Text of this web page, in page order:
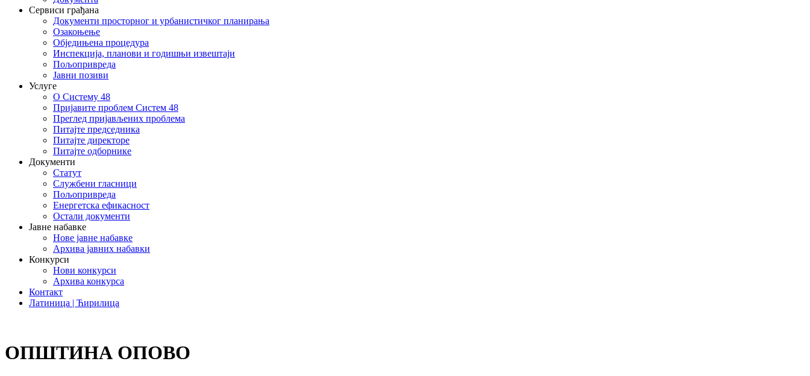
Сервиси грађана
Документи просторног и урбанистичког планирања
Озакоњење
Обједињена процедура
Инспекција, планови и годишњи извештаји
Пољопривреда
Јавни позиви
Услуге
О Систему 48
Пријавите проблем Систем 48
Преглед пријављених проблема
Питајте председника
Питајте директоре
Питајте одборнике
Документи
Статут
Службени гласници
Пољопривреда
Енергетска ефикасност
Остали документи
Јавне набавке
Нове јавне набавке
Архива јавних набавки
Конкурси
Нови конкурси
Архива конкурса
Контакт
Латиница | Ћирилица
ОПШТИНА ОПОВО